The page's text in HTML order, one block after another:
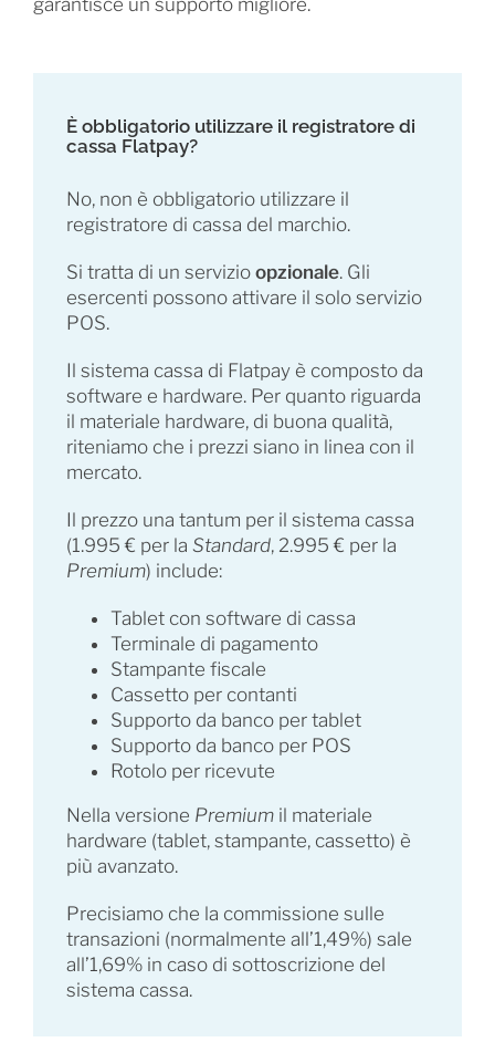
garantisce un supporto migliore.
È obbligatorio utilizzare il registratore di
cassa Flatpay?
No, non è obbligatorio utilizzare il
registratore di cassa del marchio.
Si tratta di un servizio opzionale. Gli
esercenti possono attivare il solo servizio
POS.
Il sistema cassa di Flatpay è composto da
software e hardware. Per quanto riguarda
il materiale hardware, di buona qualità,
riteniamo che i prezzi siano in linea con il
mercato.
Il prezzo una tantum per il sistema cassa
(1.995 € per la Standard, 2.995 € per la
Premium) include:
Tablet con software di cassa
Terminale di pagamento
Stampante fiscale
Cassetto per contanti
Supporto da banco per tablet
Supporto da banco per POS
Rotolo per ricevute
Nella versione Premiumil materiale
hardware (tablet, stampante, cassetto) è
più avanzato.
Precisiamo che la commissione sulle
transazioni (normalmente all’1,49%) sale
all’1,69% in caso di sottoscrizione del
sistema cassa.